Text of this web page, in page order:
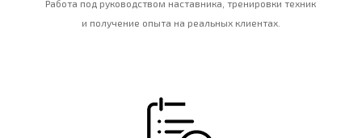
Работа под руководством наставника, тренировки техник
и получение опыта на реальных клиентах.